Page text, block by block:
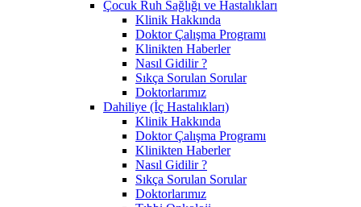
Çocuk Ruh Sağlığı ve Hastalıkları
Klinik Hakkında
Doktor Çalışma Programı
Klinikten Haberler
Nasıl Gidilir ?
Sıkça Sorulan Sorular
Doktorlarımız
Dahiliye (İç Hastalıkları)
Klinik Hakkında
Doktor Çalışma Programı
Klinikten Haberler
Nasıl Gidilir ?
Sıkça Sorulan Sorular
Doktorlarımız